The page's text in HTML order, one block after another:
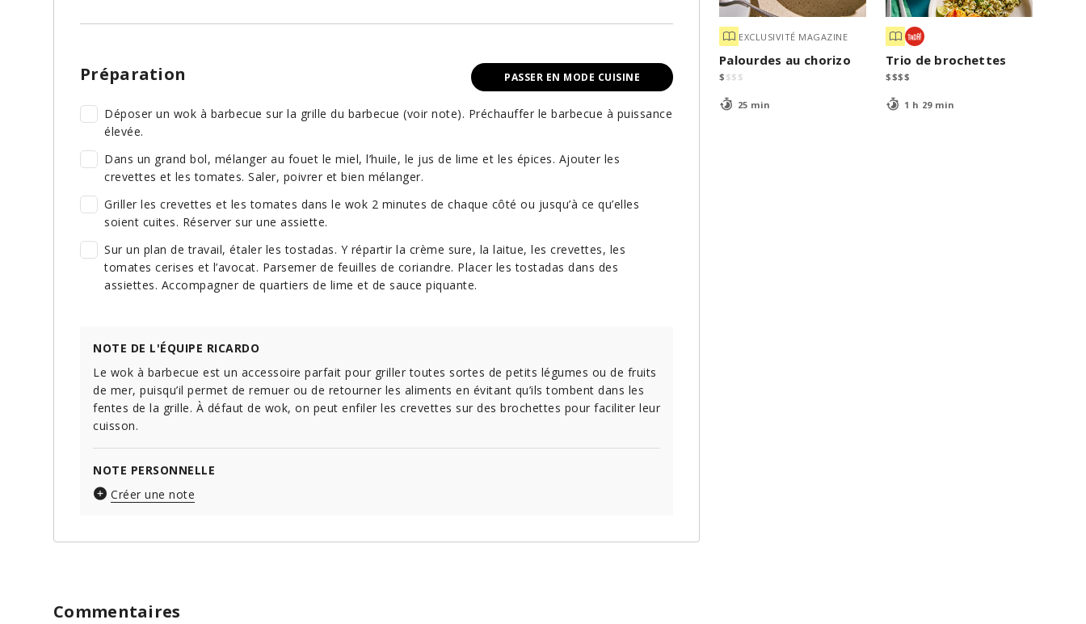
EXCLUSIVITÉ MAGAZINE
Palourdes au chorizo
$ $$ $
25 min
Trio de brochettes
$$$$
1 h 29 min
PASSER EN MODE CUISINE
Préparation
Déposer un wok à barbecue sur la grille du barbecue (voir note). Préchauffer le barbecue à puissance
élevée.
Dans un grand bol, mélanger au fouet le miel, l’huile, le jus de lime et les épices. Ajouter les
crevettes et les tomates. Saler, poivrer et bien mélanger.
Griller les crevettes et les tomates dans le wok 2 minutes de chaque côté ou jusqu’à ce qu’elles
soient cuites. Réserver sur une assiette.
Sur un plan de travail, étaler les tostadas. Y répartir la crème sure, la laitue, les crevettes, les
tomates cerises et l’avocat. Parsemer de feuilles de coriandre. Placer les tostadas dans des
assiettes. Accompagner de quartiers de lime et de sauce piquante.
NOTE DE L'ÉQUIPE RICARDO
Le wok à barbecue est un accessoire parfait pour griller toutes sortes de petits légumes ou de fruits
de mer, puisqu’il permet de remuer ou de retourner les aliments en évitant qu’ils tombent dans les
fentes de la grille. À défaut de wok, on peut enfiler les crevettes sur des brochettes pour faciliter leur
cuisson.
NOTE PERSONNELLE
Créer une note
Commentaires